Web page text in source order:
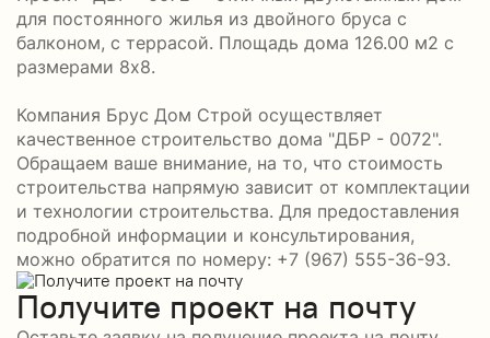
для постоянного жилья из двойного бруса с
балконом, с террасой. Площадь дома 126.00 м2 с
размерами 8x8.
Компания Брус Дом Строй осуществляет
качественное строительство дома "ДБР - 0072".
Обращаем ваше внимание, на то, что стоимость
строительства напрямую зависит от комплектации
и технологии строительства. Для предоставления
подробной информации и консультирования,
можно обратится по номеру: +7 (967) 555-36-93.
Получите проект на почту